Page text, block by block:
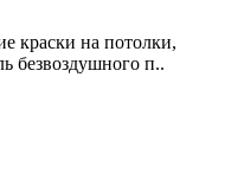
краски на потолки,
безвоздушного п..